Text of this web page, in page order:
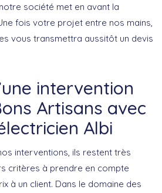
société met en avant la
fois votre projet entre nos mains,
vous transmettra aussitôt un devis
intervention
Artisans avec
Albi
interventions, ils restent très
critères à prendre en compte
à un client. Dans le domaine des